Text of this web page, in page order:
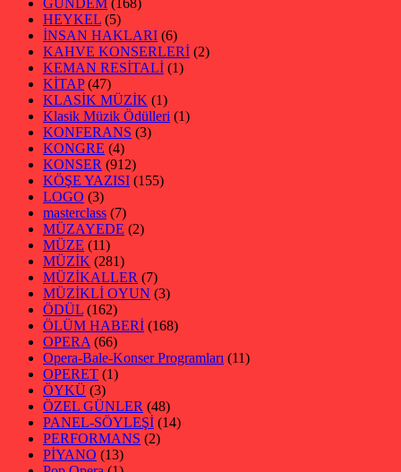
HEYKEL (5)
İNSAN HAKLARI (6)
KAHVE KONSERLERİ (2)
KEMAN RESİTALİ (1)
KİTAP(47)
KLASİK MÜZİK (1)
Klasik Müzik Ödülleri (1)
KONFERANS (3)
KONGRE (4)
KONSER (912)
KÖŞE YAZISI (155)
LOGO (3)
masterclass (7)
MÜZAYEDE (2)
MÜZE (11)
MÜZİK (281)
MÜZİKALLER (7)
MÜZİKLİ OYUN (3)
ÖDÜL (162)
ÖLÜM HABERİ (168)
OPERA (66)
Opera-Bale-Konser Programları (11)
OPERET (1)
ÖYKÜ (3)
ÖZEL GÜNLER (48)
PANEL-SÖYLEŞİ (14)
PERFORMANS (2)
PİYANO (13)